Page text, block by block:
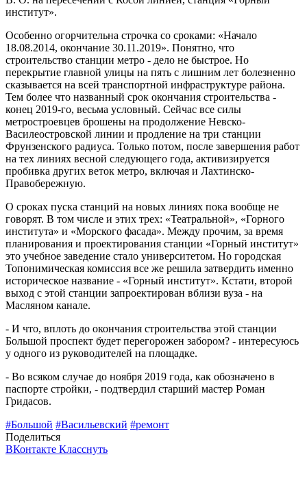
институт».
Особенно огорчительна строчка со сроками: «Начало
18.08.2014, окончание 30.11.2019». Понятно, что
строительство станции метро - дело не быстрое. Но
перекрытие главной улицы на пять с лишним лет болезненно
сказывается на всей транспортной инфраструктуре района.
Тем более что названный срок окончания строительства -
конец 2019-го, весьма условный. Сейчас все силы
метростроевцев брошены на продолжение Невско-
Василеостровской линии и продление на три станции
Фрунзенского радиуса. Только потом, после завершения работ
на тех линиях весной следующего года, активизируется
пробивка других веток метро, включая и Лахтинско-
Правобережную.
О сроках пуска станций на новых линиях пока вообще не
говорят. В том числе и этих трех: «Театральной», «Горного
института» и «Морского фасада». Между прочим, за время
планирования и проектирования станции «Горный институт»
это учебное заведение стало университетом. Но городская
Топонимическая комиссия все же решила затвердить именно
историческое название - «Горный институт». Кстати, второй
выход с этой станции запроектирован вблизи вуза - на
Масляном канале.
- И что, вплоть до окончания строительства этой станции
Большой проспект будет перегорожен забором? - интересуюсь
у одного из руководителей на площадке.
- Во всяком случае до ноября 2019 года, как обозначено в
паспорте стройки, - подтвердил старший мастер Роман
Гридасов.
#Большой #Васильевский #ремонт
Поделиться
ВКонтакте Класснуть